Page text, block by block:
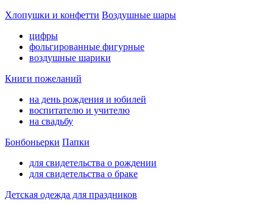
Хлопушки и конфетти Воздушные шары
цифры
фольгированные фигурные
воздушные шарики
Книги пожеланий
на день рождения и юбилей
воспитателю и учителю
на свадьбу
Бонбоньерки Папки
для свидетельства о рождении
для свидетельства о браке
Детская одежда для праздников